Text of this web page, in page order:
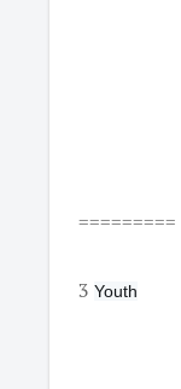
=========
3Youth